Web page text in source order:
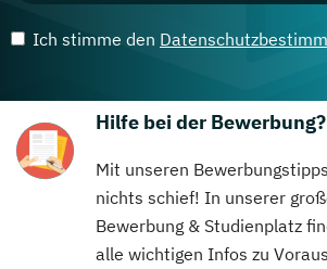
Ich stimme den
Hilfe bei der Bewerbung?
Mit unseren
nichts schief! In unserer
Bewerbung & Studienplatz
alle wichtigen Infos zu